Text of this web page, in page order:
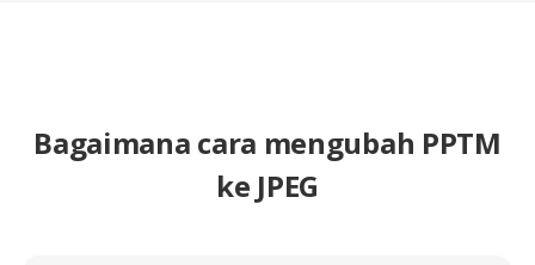
Bagaimana cara mengubah PPTM
ke JPEG